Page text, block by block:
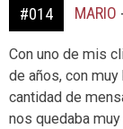
#014 MARIO
Con uno de mis
de años, con
cantidad de
nos quedaba